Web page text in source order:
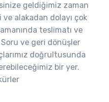
geldiğimiz zaman
alakadan dolayı çok
teslimatı ve
Soru ve geri dönüşler
doğrultusunda
bir yer.